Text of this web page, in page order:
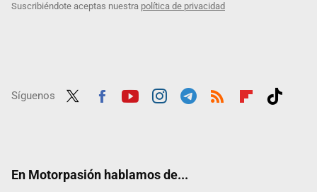
Suscribiéndote aceptas nuestra política de privacidad
Síguenos
En Motorpasión hablamos de...